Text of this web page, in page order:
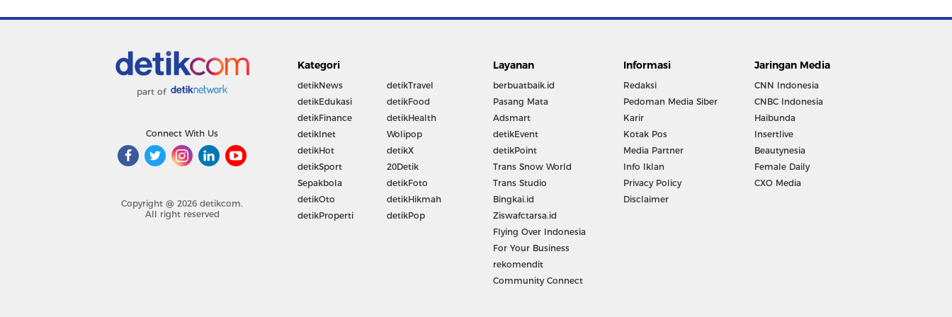
part of
Connect With Us
Copyright @ 2026 detikcom.
All right reserved
Kategori
detikNews
detikEdukasi
detikFinance
detikInet
detikHot
detikSport
Sepakbola
detikOto
detikProperti
detikTravel
detikFood
detikHealth
Wolipop
detikX
20Detik
detikFoto
detikHikmah
detikPop
Layanan
berbuatbaik.id
Pasang Mata
Adsmart
detikEvent
detikPoint
Trans Snow World
Trans Studio
Bingkai.id
Ziswafctarsa.id
Flying Over Indonesia
For Your Business
rekomendit
Community Connect
Informasi
Redaksi
Pedoman Media Siber
Karir
Kotak Pos
Media Partner
Info Iklan
Privacy Policy
Disclaimer
Jaringan Media
CNN Indonesia
CNBC Indonesia
Haibunda
Insertlive
Beautynesia
Female Daily
CXO Media